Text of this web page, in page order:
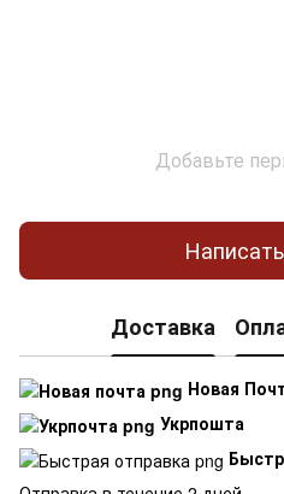
Добавьте
Доставка
Новая
Укрпошта